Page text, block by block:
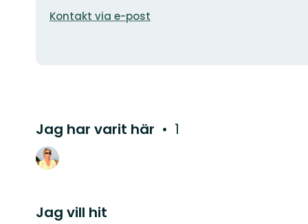
E-
Kontakt via e-post
Jag har varit här 1
Jag vill hit